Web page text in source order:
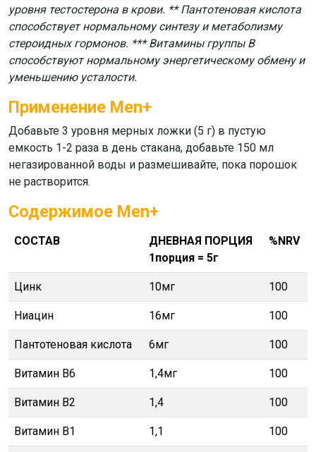
уровня тестостерона в крови. ** Пантотеновая кислота
способствует нормальному синтезу и метаболизму
стероидных гормонов. *** Витамины группы B
способствуют нормальному энергетическому обмену и
уменьшению усталости.
Применение Men+
Добавьте 3 уровня мерных ложки (5 г) в пустую
емкость 1-2 раза в день стакана, добавьте 150 мл
негазированной воды и размешивайте, пока порошок
не растворится.
Содержимое Men+
СОСТАВ
ДНЕВНАЯ ПОРЦИЯ
1порция = 5г
%NRV
Цинк 10мг 100
Ниацин 16мг 100
Пантотеновая кислота 6мг 100
Витамин В6 1,4мг 100
Витамин В2 1,4 100
Витамин В1 1,1 100